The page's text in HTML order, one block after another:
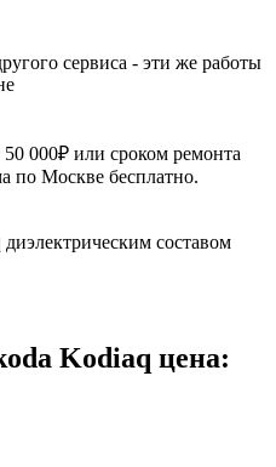
сервиса - эти же работы
000₽ или сроком ремонта
по Москве бесплатно.
составом
Kodiaq цена: